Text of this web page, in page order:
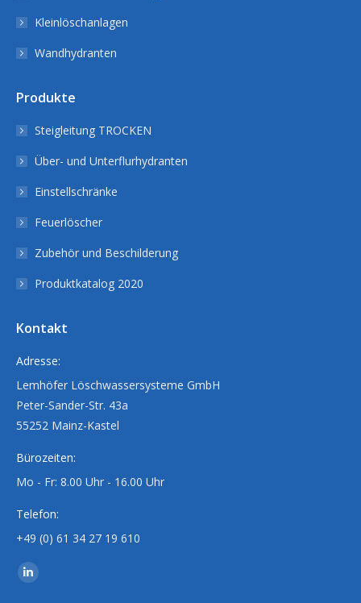
Kleinlöschanlagen
Wandhydranten
Produkte
Steigleitung TROCKEN
Über- und Unterflurhydranten
Einstellschränke
Feuerlöscher
Zubehör und Beschilderung
Produktkatalog 2020
Kontakt
Adresse:
Lemhöfer Löschwassersysteme GmbH
Peter-Sander-Str. 43a
55252 Mainz-Kastel
Bürozeiten:
Mo - Fr: 8.00 Uhr - 16.00 Uhr
Telefon:
+49 (0) 61 34 27 19 610
Finden Sie uns auf:
Linkedin